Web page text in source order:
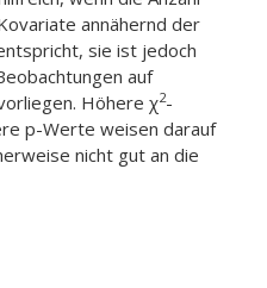
annähernd der
sie ist jedoch
auf
Höhere χ2-
p-Werte weisen darauf
nicht gut an die